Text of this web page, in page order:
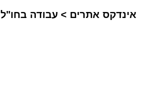
אינדקס אתרים > עבודה בחו"ל